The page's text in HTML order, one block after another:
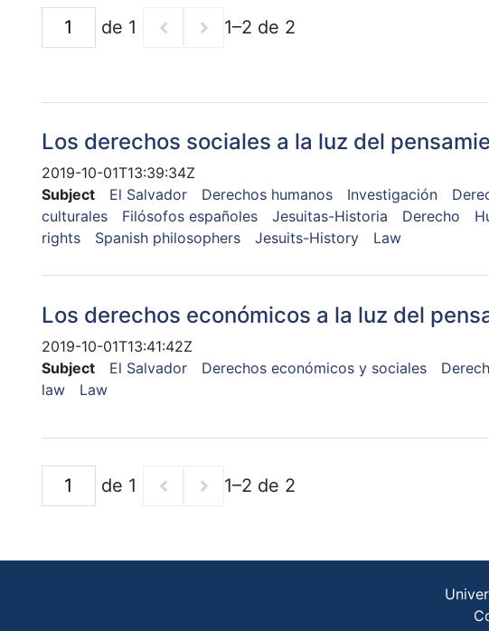
de 1 1–2 de 2
Los derechos sociales a la luz del
2019-10-01T13:39:34Z
Subject
El Salvador Derechos humanos Investigación
culturales
Filósofos españoles Jesuitas-Historia Derecho
rights
Spanish philosophers Jesuits-History Law
Los derechos económicos a la luz del
2019-10-01T13:41:42Z
Subject
El Salvador Derechos económicos y sociales
law
Law
de 1 1–2 de 2